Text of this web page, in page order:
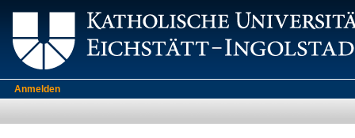
Anmelden